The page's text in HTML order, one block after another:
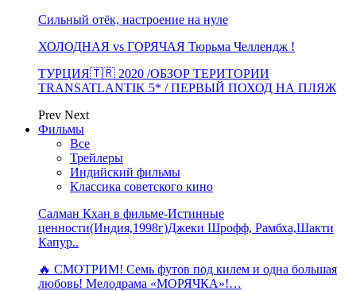
Сильный отёк, настроение на нуле
ХОЛОДНАЯ vs ГОРЯЧАЯ Тюрьма Челлендж !
ТУРЦИЯ🇹🇷 2020 /ОБЗОР ТЕРИТОРИИ
TRANSATLANTIK 5* / ПЕРВЫЙ ПОХОД НА ПЛЯЖ
Prev Next
Фильмы
Все
Трейлеры
Индийский фильмы
Классика советского кино
Салман Кхан в фильме-Истинные
ценности(Индия,1998г)Джеки Шрофф, Рамбха,Шакти
Капур..
🔥 СМОТРИМ! Семь футов под килем и одна большая
любовь! Мелодрама «МОРЯЧКА»!…